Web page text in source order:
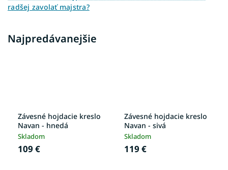
radšej zavolať majstra?
Najpredávanejšie
Závesné hojdacie kreslo
Navan - hnedá
Skladom
109 €
Závesné hojdacie kreslo
Navan - sivá
Skladom
119 €